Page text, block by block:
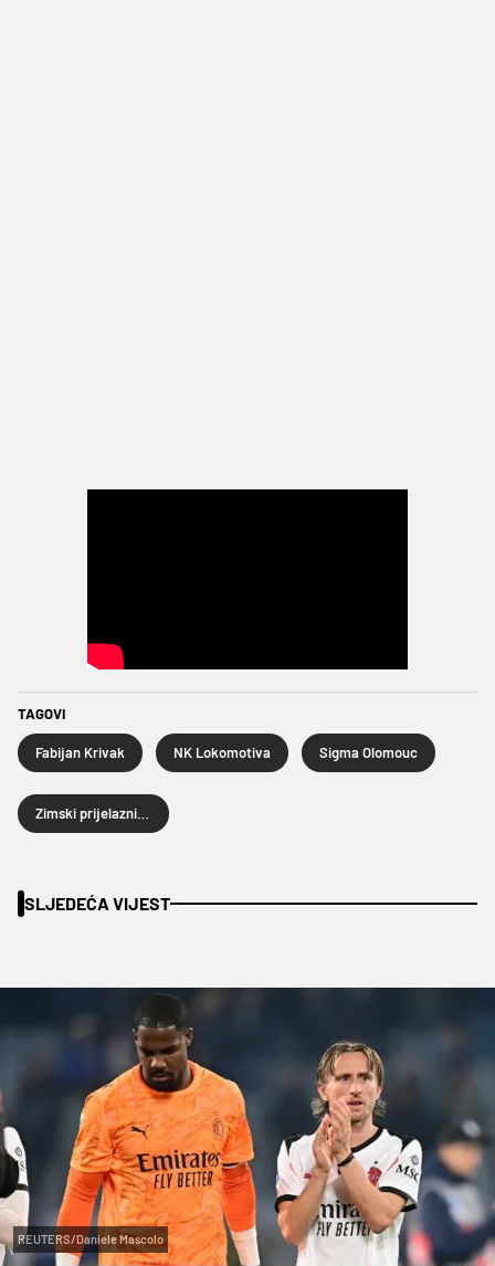
TAGOVI
Fabijan Krivak NK Lokomotiva Sigma Olomouc
SLJEDEĆA VIJEST
REUTERS/Daniele Mascolo